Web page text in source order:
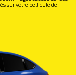
sur votre pellicule de